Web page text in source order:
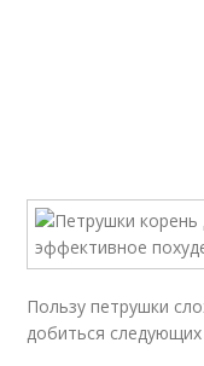
Пользу петрушки
добиться